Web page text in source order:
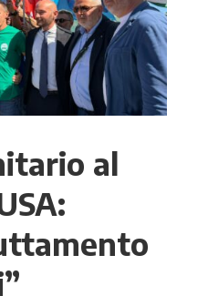
al